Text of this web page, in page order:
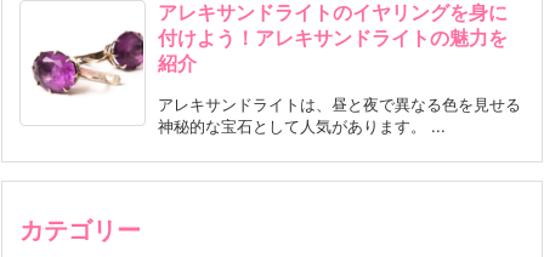
アレキサンドライトのイヤリングを身に
付けよう！アレキサンドライトの魅力を
紹介
アレキサンドライトは、昼と夜で異なる色を見せる
神秘的な宝石として人気があります。 ...
カテゴリー